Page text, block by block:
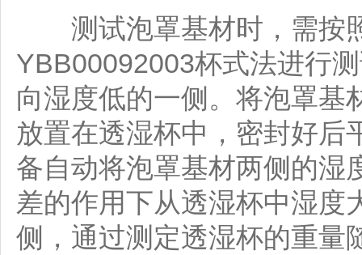
测试泡罩基材时，需按
YBB00092003杯式法进行
向湿度低的一侧。将泡罩基
放置在透湿杯中，密封好后
备自动将泡罩基材两侧的湿
差的作用下从透湿杯中湿度
侧，通过测定透湿杯的重量